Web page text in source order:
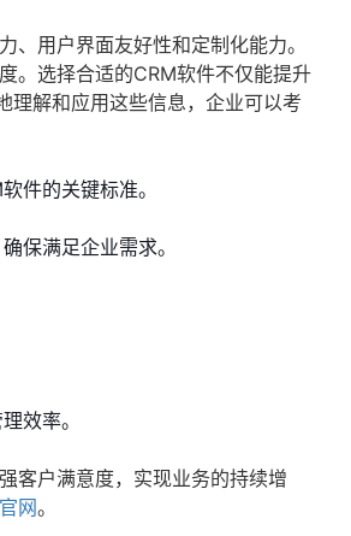
用户界面友好性和定制化能力。
。选择合适的CRM软件不仅能提升
理解和应用这些信息，企业可以考
件的关键标准。
保满足企业需求。
效率。
客户满意度，实现业务的持续增
网。